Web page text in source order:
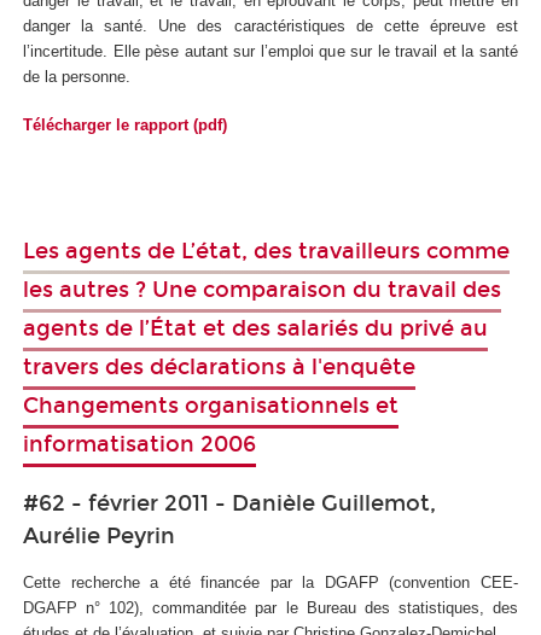
danger la santé. Une des caractéristiques de cette épreuve est
l’incertitude. Elle pèse autant sur l’emploi que sur le travail et la santé
de la personne.
Télécharger le rapport (pdf)
Les agents de L’état, des travailleurs comme
les autres ? Une comparaison du travail des
agents de l’État et des salariés du privé au
travers des déclarations à l'enquête
Changements organisationnels et
informatisation 2006
#62 - février 2011 - Danièle Guillemot,
Aurélie Peyrin
Cette recherche a été financée par la DGAFP (convention CEE-
DGAFP n° 102), commanditée par le Bureau des statistiques, des